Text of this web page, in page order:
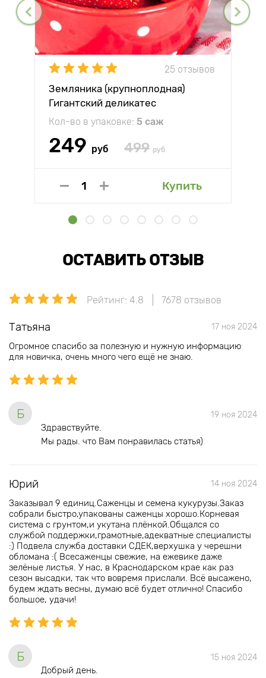
25 отзывов
Земляника (крупноплодная)
Гигантский деликатес
Кол-во в упаковке: 5 саж
249 руб 499 руб
Купить
ОСТАВИТЬ ОТЗЫВ
Рейтинг: 4.8 7678 отзывов
Татьяна 17 ноя 2024
Огромное спасибо за полезную и нужную информацию
для новичка, очень много чего ещё не знаю.
Б 19 ноя 2024
Здравствуйте.
Мы рады. что Вам понравилась статья)
Юрий 14 ноя 2024
Заказывал 9 единиц.Саженцы и семена кукурузы.Заказ
собрали быстро,упакованы саженцы хорошо.Корневая
система с грунтом,и укутана плёнкой.Общался со
службой поддержки,грамотные,адекватные специалисты
:) Подвела служба доставки СДЕК,верхушка у черешни
обломана :( Всесаженцы свежие, на ежевике даже
зелёные листья. У нас, в Краснодарском крае как раз
сезон высадки, так что вовремя прислали. Всё высажено,
будем ждать весны, думаю всё будет отлично! Спасибо
большое, удачи!
Б 15 ноя 2024
Добрый день.